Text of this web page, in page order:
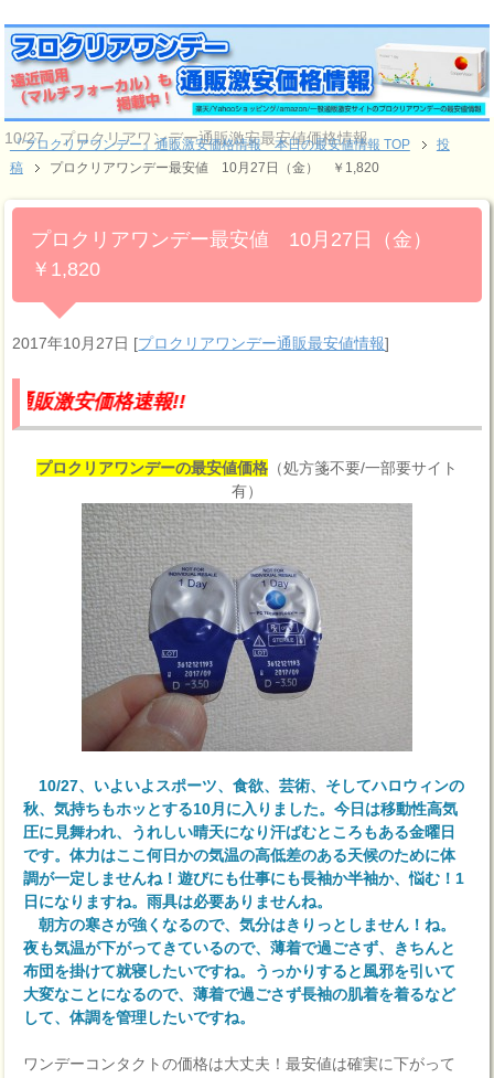
10/27 プロクリアワンデー通販激安最安値価格情報
『プロクリアワンデー』通販激安価格情報 本日の最安値情報 TOP
投
稿
プロクリアワンデー最安値 10月27日（金） ￥1,820
プロクリアワンデー最安値 10月27日（金）
￥1,820
2017年10月27日 [プロクリアワンデー通販最安値情報]
格速報!!
プロクリアワンデーの最安値価格（処方箋不要/一部要サイト
有）
10/27、いよいよスポーツ、食欲、芸術、そしてハロウィンの
秋、気持ちもホッとする10月に入りました。今日は移動性高気
圧に見舞われ、うれしい晴天になり汗ばむところもある金曜日
です。体力はここ何日かの気温の高低差のある天候のために体
調が一定しませんね！遊びにも仕事にも長袖か半袖か、悩む！1
日になりますね。雨具は必要ありませんね。
朝方の寒さが強くなるので、気分はきりっとしません！ね。
夜も気温が下がってきているので、薄着で過ごさず、きちんと
布団を掛けて就寝したいですね。うっかりすると風邪を引いて
大変なことになるので、薄着で過ごさず長袖の肌着を着るなど
して、体調を管理したいですね。
ワンデーコンタクトの価格は大丈夫！最安値は確実に下がって